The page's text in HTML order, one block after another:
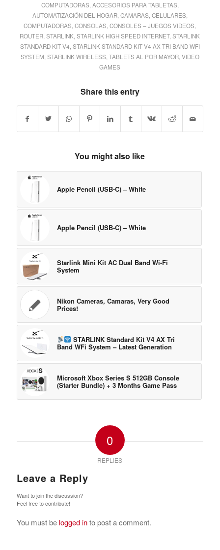
COMPUTADORAS ACCESORIOS PARA TABLETAS
AUTOMATIZACIÓN DEL HOGAR, CAMARAS CELULARES
COMPUTADORAS ,CONSOLAS ,CONSOLES – JUEGOS VIDEOS
ROUTER ,STARLINK ,STARLINK HIGH SPEED INTERNET,STARLINK
STANDARD KIT V4 STARLINK STANDARD KIT V4 AX TRI BAND WFI
SYSTEM STARLINK WIRELESS TABLETS AL POR MAYOR, VIDEO
GAMES
Share this entry
You might also like
Apple Pencil (USB-C) – White
Apple Pencil (USB-C) – White
Starlink Mini Kit AC Dual Band Wi-Fi
System
Nikon Cameras, Camaras, Very Good
Prices!
STARLINK Standard Kit V4 AX Tri
Band WFi System – Latest Generation
Microsoft Xbox Series S 512GB Console
(Starter Bundle) + 3 Months Game Pass
0
REPLIES
Leave a Reply
Want to join the discussion?
Feel free to contribute!
You must be logged into post a comment.